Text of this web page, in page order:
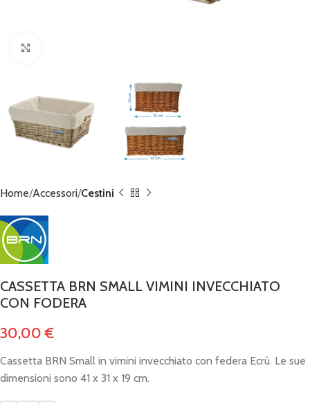
Home Accessori Cestini
CASSETTA BRN SMALL VIMINI INVECCHIATO
CON FODERA
30,00€
Cassetta BRN Small in vimini invecchiato con federa Ecrù. Le sue
dimensioni sono 41 x 31 x 19 cm.